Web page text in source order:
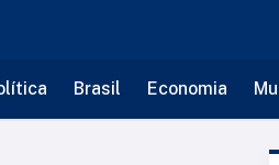
Brasil Economia